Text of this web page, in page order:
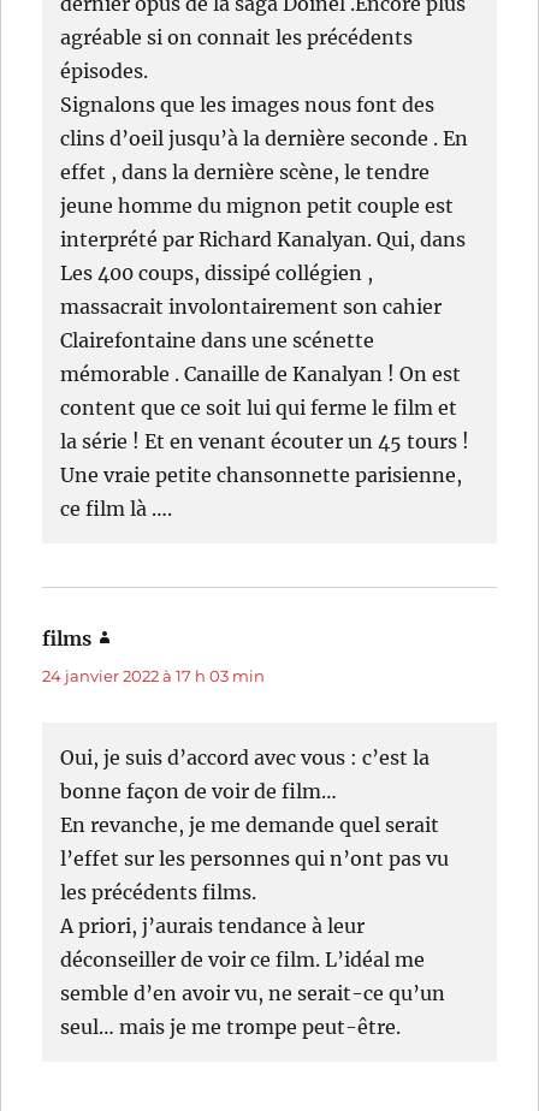
agréable si on connait les précédents
épisodes.
Signalons que les images nous font des
clins d’oeil jusqu’à la dernière seconde . En
effet , dans la dernière scène, le tendre
jeune homme du mignon petit couple est
interprété par Richard Kanalyan. Qui, dans
Les 400 coups, dissipé collégien ,
massacrait involontairement son cahier
Clairefontaine dans une scénette
mémorable . Canaille de Kanalyan ! On est
content que ce soit lui qui ferme le film et
la série ! Et en venant écouter un 45 tours !
Une vraie petite chansonnette parisienne,
ce film là ….
films
24 janvier 2022 à 17 h 03 min
Oui, je suis d’accord avec vous : c’est la
bonne façon de voir de film…
En revanche, je me demande quel serait
l’effet sur les personnes qui n’ont pas vu
les précédents films.
A priori, j’aurais tendance à leur
déconseiller de voir ce film. L’idéal me
semble d’en avoir vu, ne serait-ce qu’un
seul… mais je me trompe peut-être.